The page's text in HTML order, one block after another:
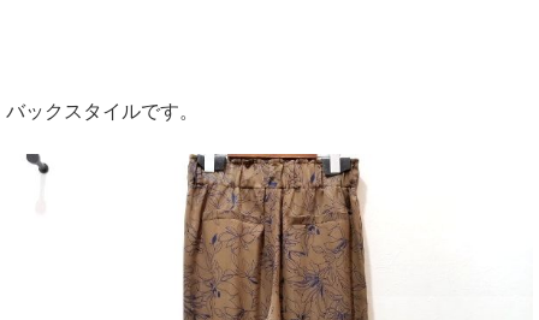
バックスタイルです。